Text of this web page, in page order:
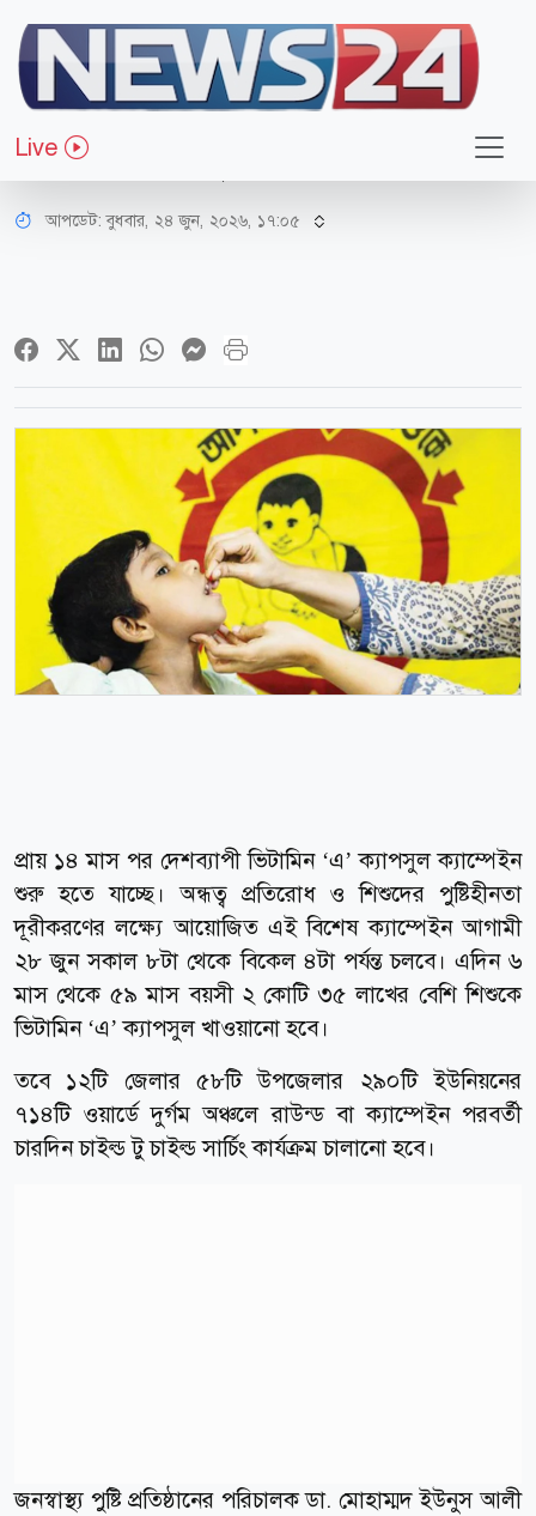
Live
স্বাস্থ্য
দেশজুড়ে ভিটামিন ‘এ’ ক্যাপসুল
ক্যাম্পেইন ২৮ জুন
আপডেট: বুধবার, ২৪ জুন, ২০২৬, ১৭:০৫
প্রায় ১৪ মাস পর দেশব্যাপী ভিটামিন ‘এ’ ক্যাপসুল ক্যাম্পেইন
শুরু হতে যাচ্ছে। অন্ধত্ব প্রতিরোধ ও শিশুদের পুষ্টিহীনতা
দূরীকরণের লক্ষ্যে আয়োজিত এই বিশেষ ক্যাম্পেইন আগামী
২৮ জুন সকাল ৮টা থেকে বিকেল ৪টা পর্যন্ত চলবে। এদিন ৬
মাস থেকে ৫৯ মাস বয়সী ২ কোটি ৩৫ লাখের বেশি শিশুকে
ভিটামিন ‘এ’ ক্যাপসুল খাওয়ানো হবে।
তবে ১২টি জেলার ৫৮টি উপজেলার ২৯০টি ইউনিয়নের
৭১৪টি ওয়ার্ডে দুর্গম অঞ্চলে রাউন্ড বা ক্যাম্পেইন পরবর্তী
চারদিন চাইল্ড টু চাইল্ড সার্চিং কার্যক্রম চালানো হবে।
জনস্বাস্থ্য পুষ্টি প্রতিষ্ঠানের পরিচালক ডা. মোহাম্মদ ইউনুস আলী